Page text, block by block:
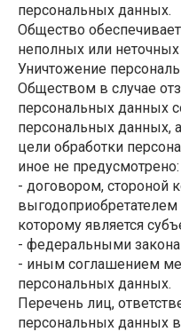
персональных данных.
Общество
неполных или
Уничтожение
Обществом в случае
персональных данных
персональных данных,
цели обработки
иное не предусмотрено:
- договором, стороной
которому является
- федеральными
- иным соглашением
персональных данных.
Перечень лиц,
персональных данных